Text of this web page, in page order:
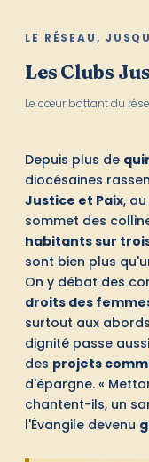
LE RÉSEAU,
Les Clubs
Le cœur battant du
Depuis plus de
diocésaines
Justice et Paix,
sommet des
habitants sur
sont bien plus
On y débat des
droits des
surtout aux
dignité passe
des projets
d'épargne. «
chantent-ils, un
l'Évangile devenu